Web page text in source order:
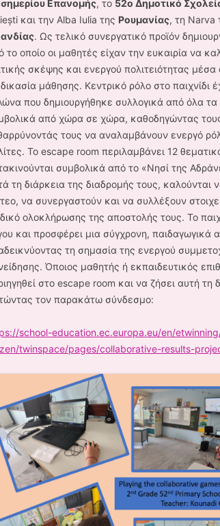
Επανομής, το 52ο Δημοτικό
και την Alba Iulia της Ρουμανίας, τη Narva
. Ως τελικό συνεργατικό προϊόν
το οποίο οι μαθητές είχαν την ευκαιρία να
σκέψης και ενεργού πολιτειότητας
μάθησης. Κεντρικό ρόλο στο παιχνίδι
που δημιουργήθηκε συλλογικά από όλα
από χώρα σε χώρα, καθοδηγώντας
τους να αναλαμβάνουν ενεργό
Το escape room περιλαμβάνει 12
συμβολικά από το «Νησί της
τη διάρκεια της διαδρομής τους,
να συνεργαστούν και να συλλέξουν
ολοκλήρωσης της αποστολής τους. Το
και προσφέρει μια σύγχρονη, παιδαγωγικά
τη σημασία της ενεργού
Όποιος μαθητής ή εκπαιδευτικός
στο escape room και να ζήσει αυτή τη
τον παρακάτω σύνδεσμο:
school-education.ec.europa.eu/en/
twinspace/pages/collaborative-results-